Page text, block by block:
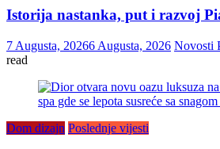
Istorija nastanka, put i razvoj
7 Augusta, 20266 Augusta, 2026 Novosti
read
Dom dizajn Poslednje vijesti